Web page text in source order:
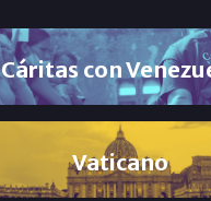
Cáritas con
Vaticano